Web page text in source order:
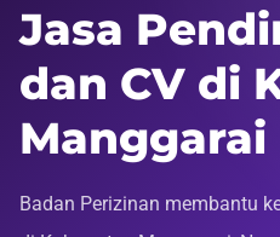
Jasa
dan CV di
Manggarai
Badan Perizinan membantu